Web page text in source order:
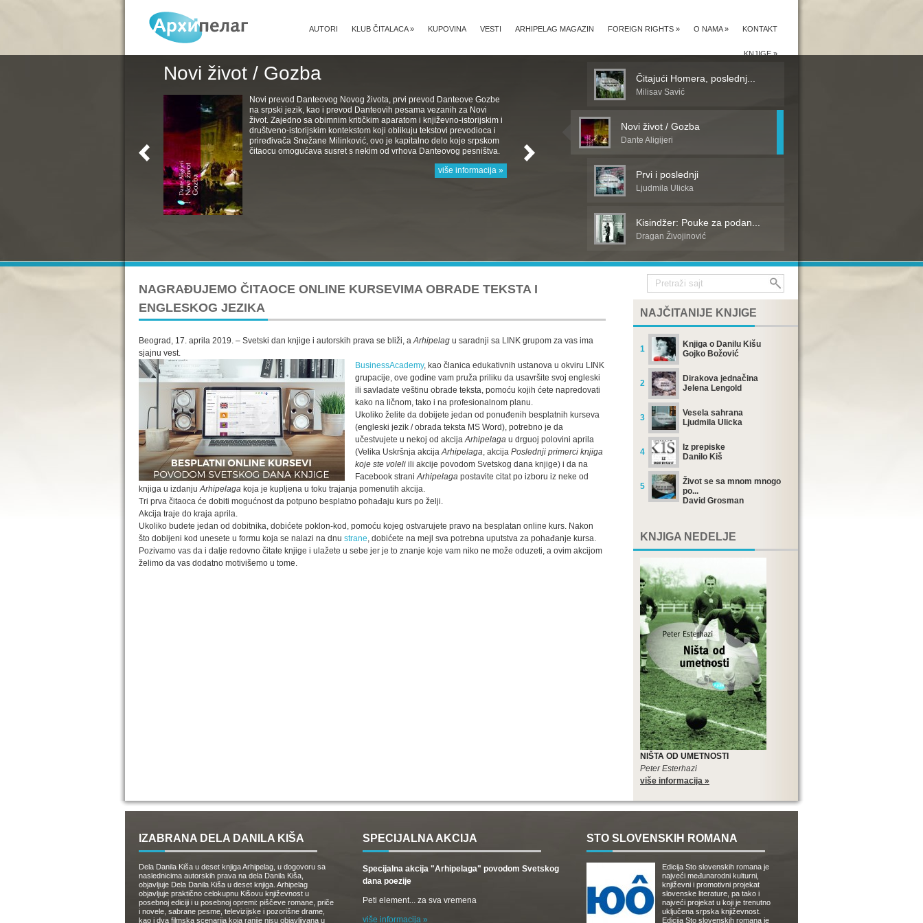
KONTAKT
O NAMA»
FOREIGN RIGHTS »
ARHIPELAG MAGAZIN
VESTI
KUPOVINA
KLUB ČITALACA»
AUTORI
KNJIGE»
Novi život / Gozba
Novi prevod Danteovog Novog života, prvi prevod Danteove Gozbe
na srpski jezik, kao i prevod Danteovih pesama vezanih za Novi
život. Zajedno sa obimnim kritičkim aparatom i književno-istorijskim i
društveno-istorijskim kontekstom koji oblikuju tekstovi prevodioca i
priređivača Snežane Milinković, ovo je kapitalno delo koje srpskom
čitaocu omogućava susret s nekim od vrhova Danteovog pesništva.
više informacija »
Čitajući Homera, poslednj...
Milisav Savić
Novi život / Gozba
Dante Aligijeri
Prvi i poslednji
Ljudmila Ulicka
Kisindžer: Pouke za podan...
Dragan Živojinović
NAGRAĐUJEMO ČITAOCE ONLINE KURSEVIMA OBRADE TEKSTA I
ENGLESKOG JEZIKA
Beograd, 17. aprila 2019. – Svetski dan knjige i autorskih prava se bliži, aArhipelag u saradnji sa LINK grupom za vas ima
sjajnu vest.
BusinessAcademy, kao članica edukativnih ustanova u okviru LINK
grupacije, ove godine vam pruža priliku da usavršite svoj engleski
ili savladate veštinu obrade teksta, pomoću kojih ćete napredovati
kako na ličnom, tako i na profesionalnom planu.
Ukoliko želite da dobijete jedan od ponuđenih besplatnih kurseva
(engleski jezik / obrada teksta MS Word), potrebno je da
učestvujete u nekoj od akcijaArhipelaga u drguoj polovini aprila
(Velika Uskršnja akcijaArhipelaga, akcija Poslednji primerci knjiga
koje ste voleli ili akcije povodom Svetskog dana knjige) i da na
Facebook straniArhipelaga postavite citat po izboru iz neke od
knjiga u izdanjuArhipelaga koja je kupljena u toku trajanja pomenutih akcija.
Tri prva čitaoca će dobiti mogućnost da potpuno besplatno pohađaju kurs po želji.
Akcija traje do kraja aprila.
Ukoliko budete jedan od dobitnika, dobićete poklon-kod, pomoću kojeg ostvarujete pravo na besplatan online kurs. Nakon
što dobijeni kod unesete u formu koja se nalazi na dnu strane, dobićete na mejl sva potrebna uputstva za pohađanje kursa.
Pozivamo vas da i dalje redovno čitate knjige i ulažete u sebe jer je to znanje koje vam niko ne može oduzeti, a ovim akcijom
želimo da vas dodatno motivišemo u tome.
NAJČITANIJE KNJIGE
1
Knjiga o Danilu Kišu
Gojko Božović
2
Dirakova jednačina
Jelena Lengold
3
Vesela sahrana
Ljudmila Ulicka
4
Iz prepiske
Danilo Kiš
5
Život se sa mnom mnogo
po...
David Grosman
KNJIGA NEDELJE
NIŠTA OD UMETNOSTI
Peter Esterhazi
više informacija »
IZABRANA DELA DANILA KIŠA
Dela Danila Kiša u deset knjiga Arhipelag, u dogovoru sa
naslednicima autorskih prava na dela Danila Kiša,
objavljuje Dela Danila Kiša u deset knjiga. Arhipelag
objavljuje praktično celokupnu Kišovu književnost u
posebnoj ediciji i u posebnoj opremi: piščeve romane, priče
i novele, sabrane pesme, televizijske i pozorišne drame,
kao i dva filmska scenarija koja ranije nisu objavljivana u
SPECIJALNA AKCIJA
Specijalna akcija "Arhipelaga" povodom Svetskog
dana poezije
Peti element... za sva vremena
više informacija »
STO SLOVENSKIH ROMANA
Edicija Sto slovenskih romana je
najveći međunarodni kulturni,
književni i promotivni projekat
slovenske literature, pa tako i
najveći projekat u koji je trenutno
uključena srpska književnost.
Edicija Sto slovenskih romana je